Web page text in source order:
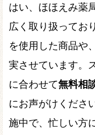
はい、ほほえみ薬
広く取り扱ってお
を使用した商品や
実させています。
に合わせて無料相
にお声がけくださ
施中で、忙しい方